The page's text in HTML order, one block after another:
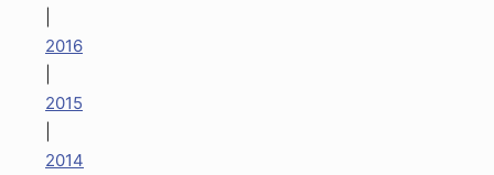
2016
2015
2014